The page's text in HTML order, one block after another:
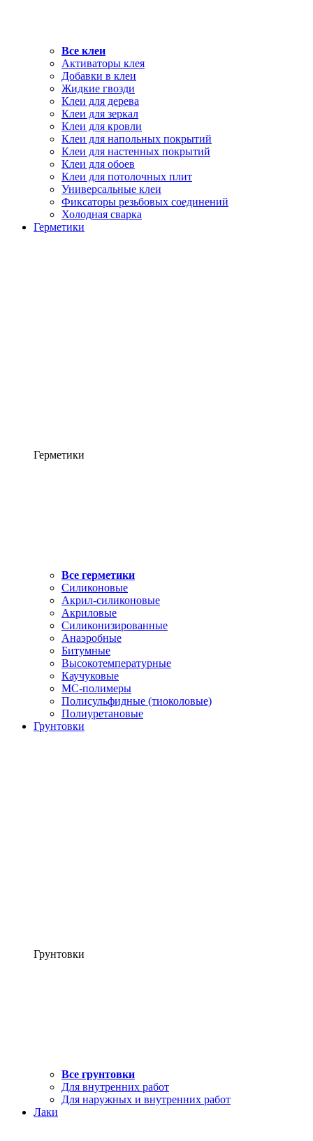
Все клеи
Активаторы клея
Добавки в клеи
Жидкие гвозди
Клеи для дерева
Клеи для зеркал
Клеи для кровли
Клеи для напольных покрытий
Клеи для настенных покрытий
Клеи для обоев
Клеи для потолочных плит
Универсальные клеи
Фиксаторы резьбовых соединений
Холодная сварка
Герметики
Герметики
Все герметики
Силиконовые
Акрил-силиконовые
Акриловые
Силиконизированные
Анаэробные
Битумные
Высокотемпературные
Каучуковые
МС-полимеры
Полисульфидные (тиоколовые)
Полиуретановые
Грунтовки
Грунтовки
Все грунтовки
Для внутренних работ
Для наружных и внутренних работ
Лаки